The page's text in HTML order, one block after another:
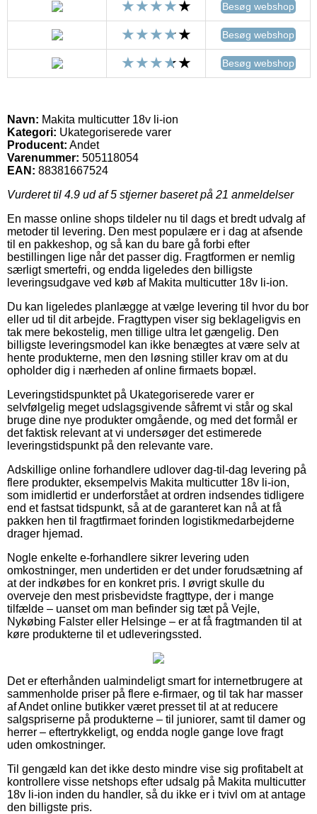
Besøg webshop
Besøg webshop
Besøg webshop
Navn: Makita multicutter 18v li-ion
Kategori: Ukategoriserede varer
Producent: Andet
Varenummer: 505118054
EAN: 88381667524
Vurderet til 4.9 ud af 5 stjerner baseret på 21 anmeldelser
En masse online shops tildeler nu til dags et bredt udvalg af
metoder til levering. Den mest populære er i dag at afsende
til en pakkeshop, og så kan du bare gå forbi efter
bestillingen lige når det passer dig. Fragtformen er nemlig
særligt smertefri, og endda ligeledes den billigste
leveringsudgave ved køb af Makita multicutter 18v li-ion.
Du kan ligeledes planlægge at vælge levering til hvor du bor
eller ud til dit arbejde. Fragttypen viser sig beklageligvis en
tak mere bekostelig, men tillige ultra let gængelig. Den
billigste leveringsmodel kan ikke benægtes at være selv at
hente produkterne, men den løsning stiller krav om at du
opholder dig i nærheden af online firmaets bopæl.
Leveringstidspunktet på Ukategoriserede varer er
selvfølgelig meget udslagsgivende såfremt vi står og skal
bruge dine nye produkter omgående, og med det formål er
det faktisk relevant at vi undersøger det estimerede
leveringstidspunkt på den relevante vare.
Adskillige online forhandlere udlover dag-til-dag levering på
flere produkter, eksempelvis Makita multicutter 18v li-ion,
som imidlertid er underforstået at ordren indsendes tidligere
end et fastsat tidspunkt, så at de garanteret kan nå at få
pakken hen til fragtfirmaet forinden logistikmedarbejderne
drager hjemad.
Nogle enkelte e-forhandlere sikrer levering uden
omkostninger, men undertiden er det under forudsætning af
at der indkøbes for en konkret pris. I øvrigt skulle du
overveje den mest prisbevidste fragttype, der i mange
tilfælde – uanset om man befinder sig tæt på Vejle,
Nykøbing Falster eller Helsinge – er at få fragtmanden til at
køre produkterne til et udleveringssted.
Det er efterhånden ualmindeligt smart for internetbrugere at
sammenholde priser på flere e-firmaer, og til tak har masser
af Andet online butikker været presset til at at reducere
salgspriserne på produkterne – til juniorer, samt til damer og
herrer – eftertrykkeligt, og endda nogle gange love fragt
uden omkostninger.
Til gengæld kan det ikke desto mindre vise sig profitabelt at
kontrollere visse netshops efter udsalg på Makita multicutter
18v li-ion inden du handler, så du ikke er i tvivl om at antage
den billigste pris.